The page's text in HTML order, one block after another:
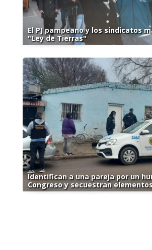
El PJ pampeano y los sindicatos
"Ley de Tierras"
Identifican a una pareja por un
Congreso y secuestran